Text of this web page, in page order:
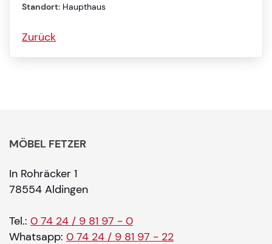
Standort: Haupthaus
Zurück
MÖBEL FETZER
In Rohräcker 1
78554 Aldingen
Tel.: 0 74 24 / 9 81 97 - 0
Whatsapp: 0 74 24 / 9 81 97 - 22